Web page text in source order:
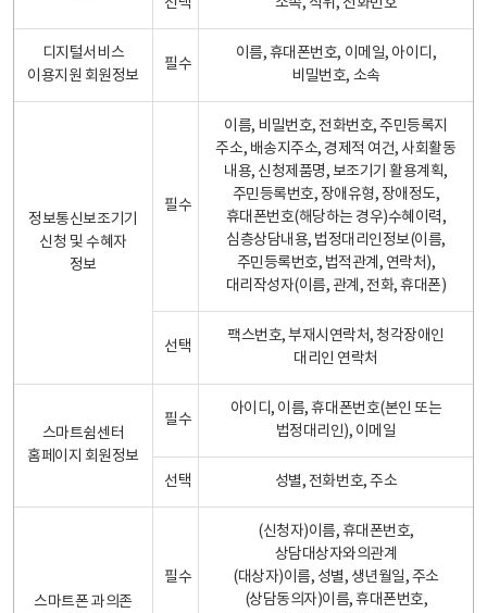
선택 소속, 직위, 전화번호
디지털서비스
이용지원 회원정보
필수
이름, 휴대폰번호, 이메일, 아이디,
비밀번호, 소속
정보통신보조기기
신청 및 수혜자
정보
필수
이름, 비밀번호, 전화번호, 주민등록지
주소, 배송지주소, 경제적 여건, 사회활동
내용, 신청제품명, 보조기기 활용계획,
주민등록번호, 장애유형, 장애정도,
휴대폰번호(해당하는 경우)수혜이력,
심층상담내용, 법정대리인정보(이름,
주민등록번호, 법적관계, 연락처),
대리작성자(이름, 관계, 전화, 휴대폰)
선택
팩스번호, 부재시연락처, 청각장애인
대리인 연락처
스마트쉼센터
홈페이지 회원정보
필수
아이디, 이름, 휴대폰번호(본인 또는
법정대리인), 이메일
선택 성별, 전화번호, 주소
스마트폰 과의존
필수
(신청자)이름, 휴대폰번호,
상담대상자와의관계
(대상자)이름, 성별, 생년월일, 주소
(상담동의자)이름, 휴대폰번호,